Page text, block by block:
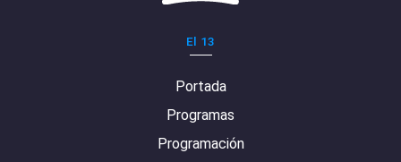
El 13
Portada
Programas
Programación